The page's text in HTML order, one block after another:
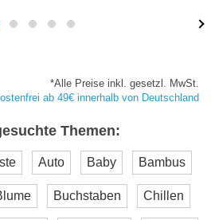
*Alle Preise inkl. gesetzl. MwSt.
ab 49€ innerhalb von Deutschland
Themen:
Auto Baby Bambus
Buchstaben Chillen